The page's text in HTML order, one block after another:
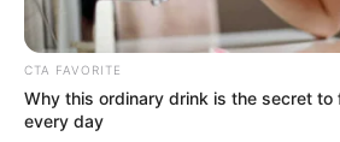
CTA FAVORITE
Why this ordinary drink is the secret to
every day